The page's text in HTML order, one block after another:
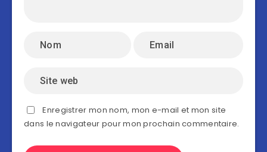
Enregistrer mon nom, mon e-mail et mon site
dans le navigateur pour mon prochain commentaire.